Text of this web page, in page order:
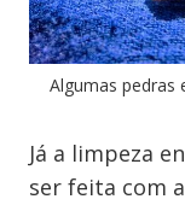
Algumas pedras
Já a limpeza
ser feita com